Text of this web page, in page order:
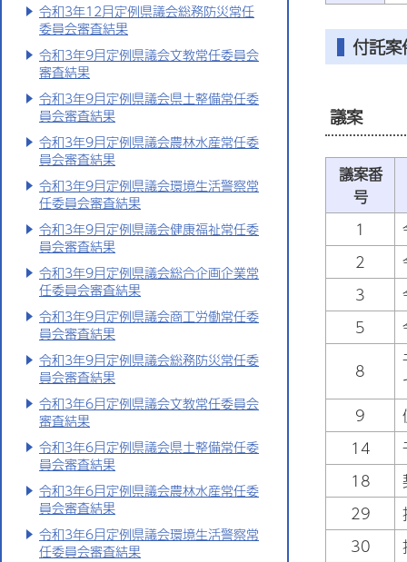
令和3年12月定例県議会総務防災常任
委員会審査結果
令和3年9月定例県議会文教常任委員会
審査結果
令和3年9月定例県議会県土整備常任委
員会審査結果
令和3年9月定例県議会農林水産常任委
員会審査結果
令和3年9月定例県議会環境生活警察常
任委員会審査結果
令和3年9月定例県議会健康福祉常任委
員会審査結果
令和3年9月定例県議会総合企画企業常
任委員会審査結果
令和3年9月定例県議会商工労働常任委
員会審査結果
令和3年9月定例県議会総務防災常任委
員会審査結果
令和3年6月定例県議会文教常任委員会
審査結果
令和3年6月定例県議会県土整備常任委
員会審査結果
令和3年6月定例県議会農林水産常任委
員会審査結果
令和3年6月定例県議会環境生活警察常
任委員会審査結果
付託案
議案
議案番
号
1
2
3
5
8
9
14
18
29
30